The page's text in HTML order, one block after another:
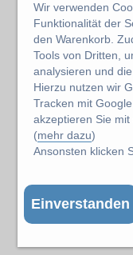
Wir verwenden
Funktionalität der
den Warenkorb.
Tools von Dritten,
analysieren und
Hierzu nutzen wir
Tracken mit
akzeptieren Sie
(mehr dazu)
Ansonsten klicken
Einverstanden